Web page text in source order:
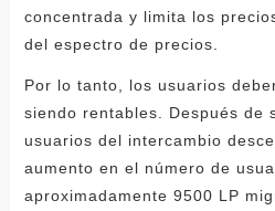
concentrada y limita los
del espectro de precios.
Por lo tanto, los usuarios
siendo rentables. Después de
usuarios del intercambio
aumento en el número de
aproximadamente 9500 LP